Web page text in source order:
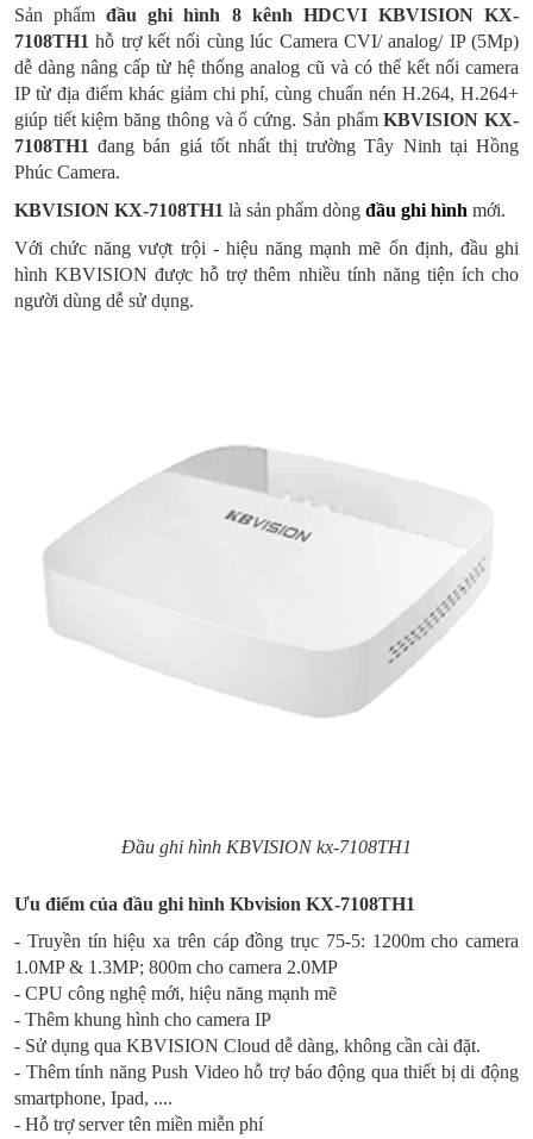
Sản phẩmđầu ghi hình 8 kênh HDCVI KBVISION KX-
7108TH1hỗ trợ kết nối cùng lúc Camera CVI/ analog/ IP (5Mp)
dễ dàng nâng cấp từ hệ thống analog cũ và có thể kết nối camera
IP từ địa điểm khác giảm chi phí, cùng chuẩn nén H.264, H.264+
giúp tiết kiệm băng thông và ổ cứng. Sản phẩmKBVISIONKX-
7108TH1 đang bán giá tốt nhất thị trường Tây Ninh tại Hồng
Phúc Camera.
KBVISION KX-7108TH1 là sản phẩm dòng đầu ghi hình mới.
Với chức năng vượt trội - hiệu năng mạnh mẽ ổn định, đầu ghi
hình KBVISION được hỗ trợ thêm nhiều tính năng tiện ích cho
người dùng dễ sử dụng.
Đầu ghi hình KBVISION kx-7108TH1
Ưu điểm của đầu ghi hình Kbvision KX-7108TH1
- Truyền tín hiệu xa trên cáp đồng trục 75-5: 1200m cho camera
1.0MP & 1.3MP; 800m cho camera 2.0MP
- CPU công nghệ mới, hiệu năng mạnh mẽ
- Thêm khung hình cho camera IP
- Sử dụng qua KBVISION Cloud dễ dàng, không cần cài đặt.
- Thêm tính năng Push Video hỗ trợ báo động qua thiết bị di động
smartphone, Ipad, ....
- Hỗ trợ server tên miền miễn phí